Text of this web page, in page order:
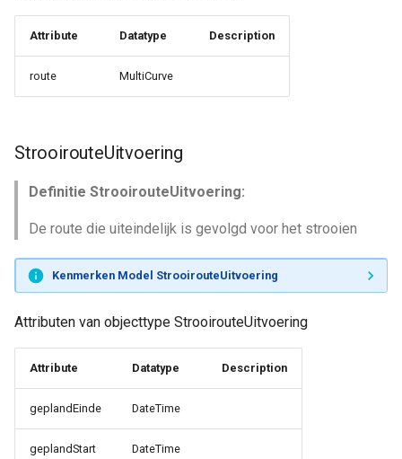
Attribute Datatype Description
route MultiCurve
StrooirouteUitvoering
Definitie StrooirouteUitvoering:
De route die uiteindelijk is gevolgd voor het strooien
Kenmerken Model StrooirouteUitvoering
Attributen van objecttype StrooirouteUitvoering
Attribute Datatype Description
geplandEinde DateTime
geplandStart DateTime